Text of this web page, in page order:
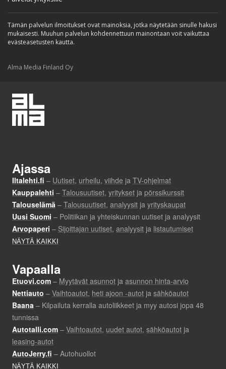
Tämän palvelun ilmoitukset ovat mainoksia, jotka näytetään sinulle hakusi
mukaisesti. Muuhun palvelun kohdennettuun mainontaan voit vaikuttaa
evästeasetusten kautta.
Alma Media Finland Oy